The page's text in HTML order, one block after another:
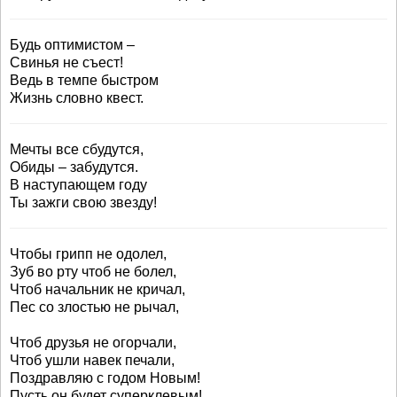
Будь оптимистом –
Свинья не съест!
Ведь в темпе быстром
Жизнь словно квест.
Мечты все сбудутся,
Обиды – забудутся.
В наступающем году
Ты зажги свою звезду!
Чтобы грипп не одолел,
Зуб во рту чтоб не болел,
Чтоб начальник не кричал,
Пес со злостью не рычал,
Чтоб друзья не огорчали,
Чтоб ушли навек печали,
Поздравляю с годом Новым!